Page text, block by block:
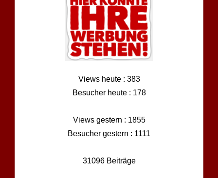
Views heute : 383
Besucher heute : 178
Views gestern : 1855
Besucher gestern : 1111
31096 Beiträge